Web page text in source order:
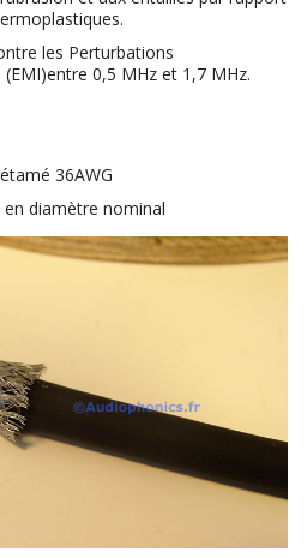
les Perturbations
(EMI)entre 0,5 MHz et 1,7 MHz.
36AWG
diamètre nominal